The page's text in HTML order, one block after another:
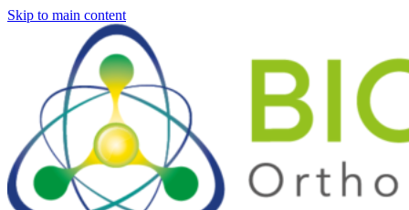
Skip to main content